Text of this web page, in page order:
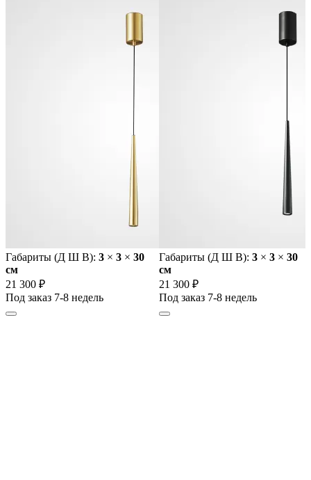
Габариты (Д Ш В): 3 × 3 × 30
cм
21 300 ₽
Под заказ 7-8 недель
Габариты (Д Ш В): 3 × 3 × 30
cм
21 300 ₽
Под заказ 7-8 недель